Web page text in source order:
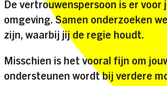
De vertrouwenspersoon is er
omgeving. Samen onderzoeken
zijn, waarbij jij de regie houdt.
Misschien is het vooral fijn om
ondersteunen wordt bij verdere